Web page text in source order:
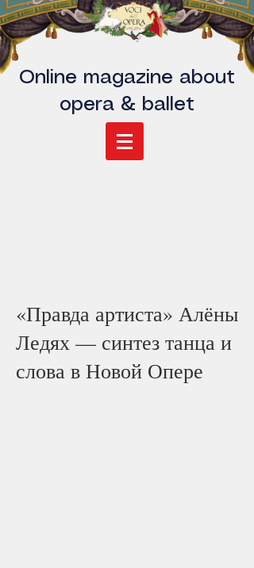
Online magazine about
opera & ballet
«Правда артиста» Алёны
Ледях — синтез танца и
слова в Новой Опере